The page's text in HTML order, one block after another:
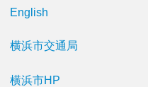
English
横浜市交通局
横浜市HP